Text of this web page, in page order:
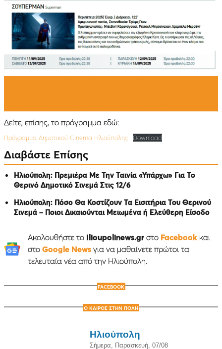
Δείτε, επίσης, το πρόγραμμα εδώ:
Πρόγραμμα Δημοτικού Cinema Ηλιούπολης Download
Διαβάστε Επίσης
Ηλιούπολη: Πρεμιέρα Με Την Ταινία «Υπάρχω» Για Το
Θερινό Δημοτικό Σινεμά Στις 12/6
Ηλιούπολη: Πόσο Θα Κοστίζουν Τα Εισιτήρια Του Θερινού
Σινεμά – Ποιοι Δικαιούνται Μειωμένα ή Ελεύθερη Είσοδο
Ακολουθήστε το Ilioupolinews.grστο Facebookκαι
στο Google Newsγια να μαθαίνετε πρώτοι τα
τελευταία νέα από την Ηλιούπολη.
FACEBOOK
Ο ΚΑΙΡΟΣ ΣΤΗΝ ΠΟΛΗ